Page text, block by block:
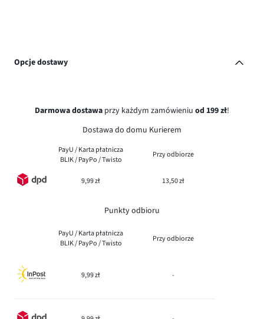
Opcje dostawy
Darmowa dostawa przy każdym zamówieniu od 199 zł!
Dostawa do domu Kurierem
PayU / Karta płatnicza
BLIK / PayPo / Twisto
Przy odbiorze
9,99 zł 13,50 zł
Punkty odbioru
PayU / Karta płatnicza
BLIK / PayPo / Twisto
Przy odbiorze
9,99 zł -